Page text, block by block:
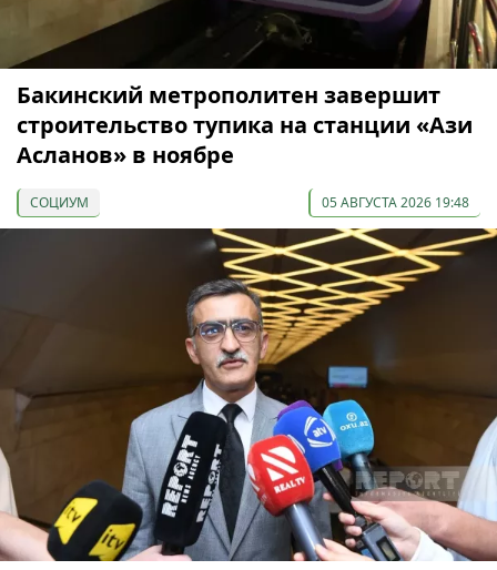
Бакинский метрополитен завершит
строительство тупика на станции «Ази
Асланов» в ноябре
СОЦИУМ 05 АВГУСТА 2026 19:48